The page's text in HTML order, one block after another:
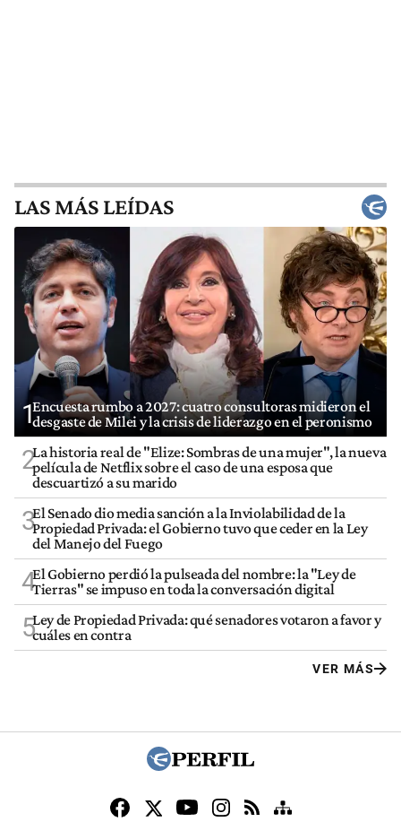
LAS MÁS LEÍDAS
1Encuesta rumbo a 2027: cuatro consultoras midieron el
desgaste de Milei y la crisis de liderazgo en el peronismo
2La historia real de "Elize: Sombras de una mujer", la nueva
película de Netflix sobre el caso de una esposa que
descuartizó a su marido
3El Senado dio media sanción a la Inviolabilidad de la
Propiedad Privada: el Gobierno tuvo que ceder en la Ley
del Manejo del Fuego
4El Gobierno perdió la pulseada del nombre: la "Ley de
Tierras" se impuso en toda la conversación digital
5Ley de Propiedad Privada: qué senadores votaron a favor y
cuáles en contra
VER MÁS